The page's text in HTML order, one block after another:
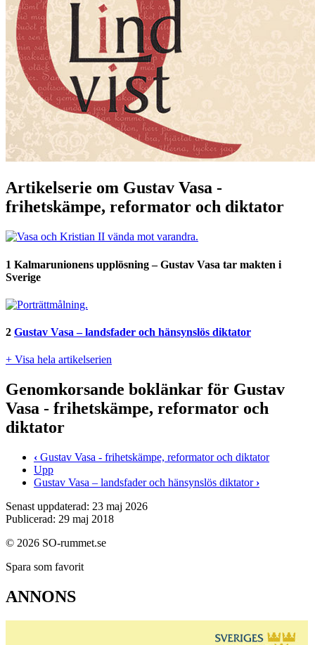
Artikelserie om Gustav Vasa -
frihetskämpe, reformator och diktator
1 Kalmarunionens upplösning – Gustav Vasa tar makten i
Sverige
2 Gustav Vasa – landsfader och hänsynslös diktator
+ Visa hela artikelserien
Genomkorsande boklänkar för Gustav
Vasa - frihetskämpe, reformator och
diktator
‹ Gustav Vasa - frihetskämpe, reformator och diktator
Upp
Gustav Vasa – landsfader och hänsynslös diktator ›
Senast uppdaterad: 23 maj 2026
Publicerad: 29 maj 2018
© 2026 SO-rummet.se
Spara som favorit
ANNONS